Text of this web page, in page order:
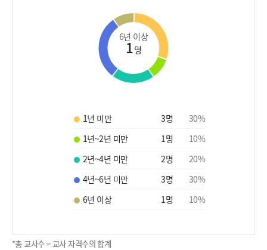
6년 이상
1명
1년 미만 3명 30%
1년~2년 미만
1명 10%
2년~4년 미만
2명 20%
4년~6년 미만
3명 30%
6년 이상
1명 10%
*총 교사수 = 교사 자격수의 합계